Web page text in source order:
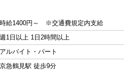
時給1400円～ ※交通費規定内支給
週1日以上 1日2時間以上
アルバイト・パート
京急鶴見駅 徒歩9分